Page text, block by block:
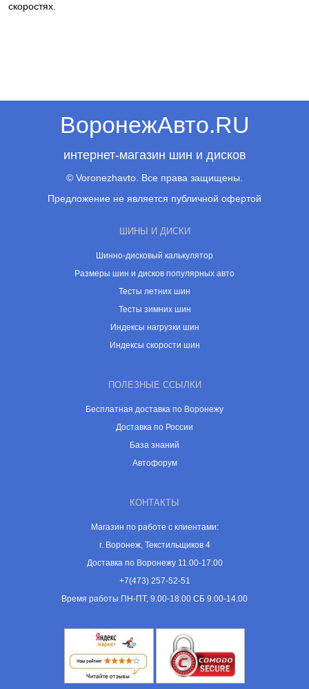
скоростях.
ВоронежАвто.RU
интернет-магазин шин и дисков
© Voronezhavto. Все права защищены.
Предложение не является публичной офертой
ШИНЫ И ДИСКИ
Шинно-дисковый калькулятор
Размеры шин и дисков популярных авто
Тесты летних шин
Тесты зимних шин
Индексы нагрузки шин
Индексы скорости шин
ПОЛЕЗНЫЕ ССЫЛКИ
Бесплатная доставка по Воронежу
Доставка по России
База знаний
Автофорум
КОНТАКТЫ
Магазин по работе с клиентами:
г. Воронеж, Текстильщиков 4
Доставка по Воронежу 11.00-17.00
+7(473) 257-52-51
Время работы ПН-ПТ, 9.00-18.00 СБ 9.00-14.00